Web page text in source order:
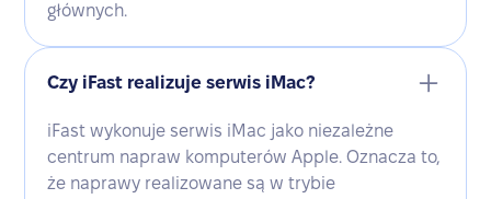
głównych.
Czy iFast realizuje serwis iMac?
iFast wykonuje serwis iMac jako niezależne
centrum napraw komputerów Apple. Oznacza to,
że naprawy realizowane są w trybie